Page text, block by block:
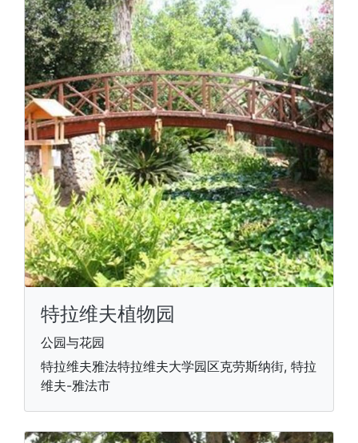
特拉维夫植物园
公园与花园
特拉维夫雅法特拉维夫大学园区克劳斯纳街, 特拉
维夫-雅法市